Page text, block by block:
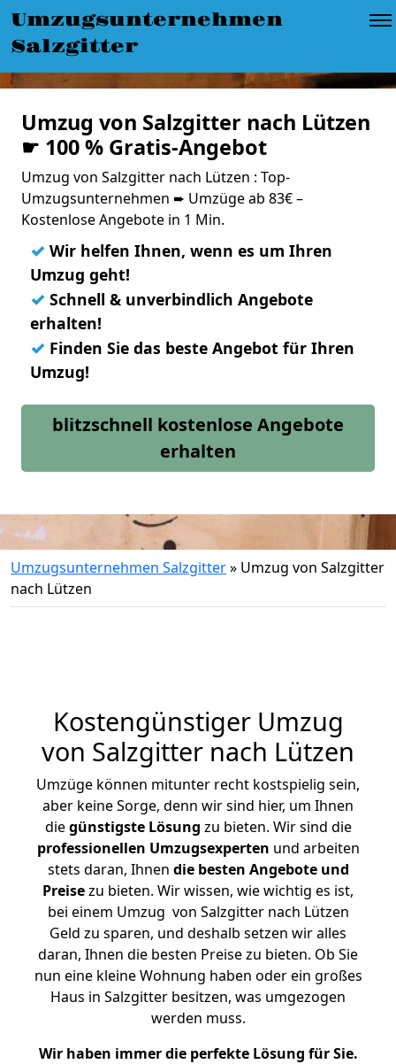
Umzugsunternehmen
Salzgitter
Umzug von Salzgitter nach Lützen
☛ 100 % Gratis-Angebot
Umzug von Salzgitter nach Lützen : Top-
Umzugsunternehmen ➨ Umzüge ab 83€ –
Kostenlose Angebote in 1 Min.
✓ Wir helfen Ihnen, wenn es um Ihren
Umzug geht!
✓ Schnell & unverbindlich Angebote
erhalten!
✓ Finden Sie das beste Angebot für Ihren
Umzug!
blitzschnell kostenlose Angebote
erhalten
Umzugsunternehmen Salzgitter» Umzug von Salzgitter
nach Lützen
Kostengünstiger Umzug
von Salzgitter nach Lützen
Umzüge können mitunter recht kostspielig sein,
aber keine Sorge, denn wir sind hier, um Ihnen
diegünstigste Lösung zu bieten. Wir sind die
professionellen Umzugsexperten und arbeiten
stets daran, Ihnen die besten Angebote und
Preisezu bieten. Wir wissen, wie wichtig es ist,
bei einem Umzug von Salzgitter nach Lützen
Geld zu sparen, und deshalb setzen wir alles
daran, Ihnen die besten Preise zu bieten. Ob Sie
nun eine kleine Wohnung haben oder ein großes
Haus in Salzgitter besitzen, was umgezogen
werden muss.
Wir haben immer die perfekte Lösung für Sie.